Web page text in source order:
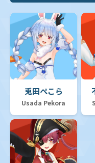
オフィシャルホ
ツインウエハース
【hEB01】エクストラブ
兎田ぺこら
Usada Pekora